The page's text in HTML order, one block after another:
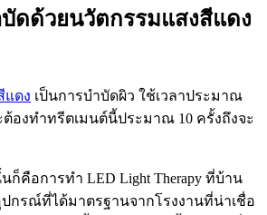
ดด้วยนวัตกรรมแสงสีแดง
แดง เป็นการบำบัดผิว ใช้เวลาประมาณ
องทำทรีตเมนต์นี้ประมาณ 10 ครั้งถึงจะ
คือการทำ LED Light Therapy ที่บ้าน
กรณ์ที่ได้มาตรฐานจากโรงงานที่น่าเชื่อ